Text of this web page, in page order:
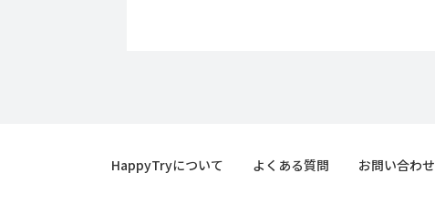
HappyTryについて よくある質問 お問い合わせ